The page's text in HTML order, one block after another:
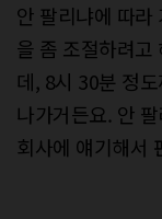
안 팔리냐에 따라
을 좀 조절하려고
데, 8시 30분 정
나가거든요. 안
회사에 얘기해서